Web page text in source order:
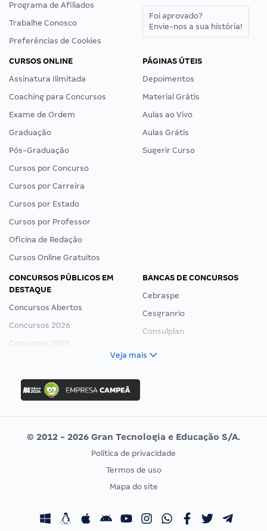
Programa de Afiliados
Trabalhe Conosco
Preferências de Cookies
Foi aprovado?
Envie-nos a sua história!
CURSOS ONLINE
Assinatura Ilimitada
Coaching para Concursos
Exame de Ordem
Graduação
Pós-Graduação
Cursos por Concurso
Cursos por Carreira
Cursos por Estado
Cursos por Professor
Oficina de Redação
Cursos Online Gratuitos
PÁGINAS ÚTEIS
Depoimentos
Material Grátis
Aulas ao Vivo
Aulas Grátis
Sugerir Curso
CONCURSOS PÚBLICOS EM
DESTAQUE
Concursos Abertos
Concursos 2026
Concursos 2025
Concurso Ibama
Concurso MPU
Editais publicados
BANCAS DE CONCURSOS
Cebraspe
Cesgranrio
Consulplan
Vunesp
CONCURSOS POR PROFISSÃO
Concursos Fiscais
EXAME DE ORDEM
Calendário OAB
Veja mais
© 2012 - 2026 Gran Tecnologia e Educação S/A.
Política de privacidade
Termos de uso
Mapa do site